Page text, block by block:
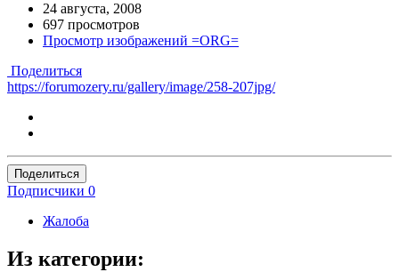
24 августа, 2008
697 просмотров
Просмотр изображений =ORG=
Поделиться
https://forumozery.ru/gallery/image/258-207jpg/
Поделиться
Подписчики 0
Жалоба
Из категории: